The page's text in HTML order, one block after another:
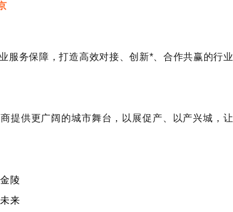
服务保障，打造高效对接、创新*、合作共赢的行业
提供更广阔的城市舞台，以展促产、以产兴城，让
陵
来